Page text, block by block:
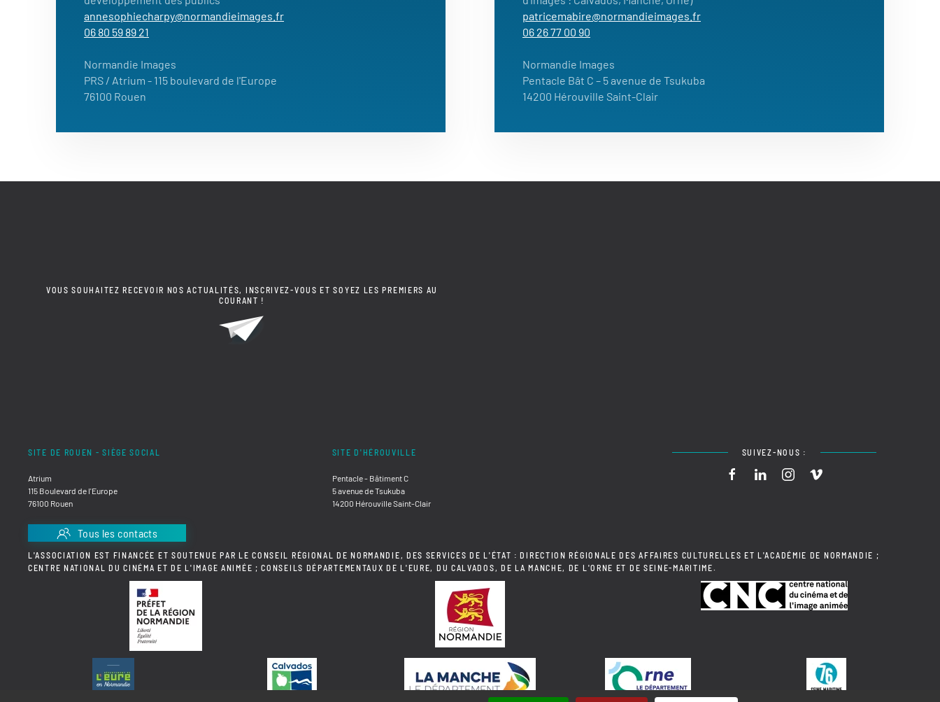
annesophiecharpy@normandieimages.fr
06 80 59 89 21
Normandie Images
PRS / Atrium - 115 boulevard de l'Europe
76100 Rouen
patricemabire@normandieimages.fr
06 26 77 00 90
Normandie Images
Pentacle Bât C – 5 avenue de Tsukuba
14200 Hérouville Saint-Clair
VOUS SOUHAITEZ RECEVOIR NOS ACTUALITÉS, INSCRIVEZ-VOUS ET SOYEZ LES PREMIERS AU
COURANT !
SITE DE ROUEN - SIÈGE SOCIAL
Atrium
115 Boulevard de l'Europe
76100 Rouen
Tous les contacts
SITE D'HÉROUVILLE
Pentacle - Bâtiment C
5 avenue de Tsukuba
14200 Hérouville Saint-Clair
SUIVEZ-NOUS :
L'ASSOCIATION EST FINANCÉE ET SOUTENUE PAR LE CONSEIL RÉGIONAL DE NORMANDIE, DES SERVICES DE L'ÉTAT : DIRECTION RÉGIONALE DES AFFAIRES CULTURELLES ET L'ACADÉMIE DE NORMANDIE ;
CENTRE NATIONAL DU CINÉMA ET DE L'IMAGE ANIMÉE ; CONSEILS DÉPARTEMENTAUX DE L'EURE, DU CALVADOS, DE LA MANCHE, DE L'ORNE ET DE SEINE-MARITIME.